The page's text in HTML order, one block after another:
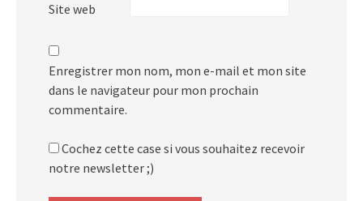
Site web
Enregistrer mon nom, mon e-mail et mon site
dans le navigateur pour mon prochain
commentaire.
Cochez cette case si vous souhaitez recevoir
notre newsletter ;)